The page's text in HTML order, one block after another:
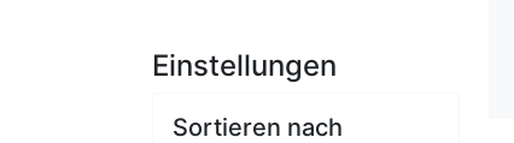
Einstellungen
Sortieren nach